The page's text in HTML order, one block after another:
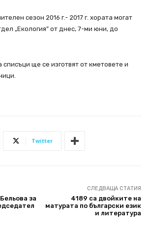
сезон 2016 г.- 2017 г. хората могат
„Екология” от днес, 7-ми юни, до
ще се изготвят от кметовете и
Twitter
за
СЛЕДВАЩА СТАТИЯ
4189 са двойките на
матурата по български език
и литература